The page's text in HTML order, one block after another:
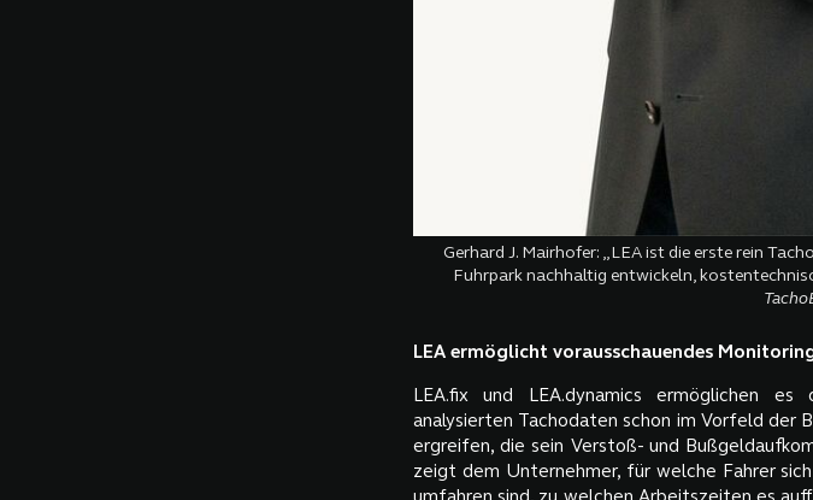
Gerhard J. Mairhofer: „LEA ist die erste rein
Fuhrpark nachhaltig entwickeln,
LEA ermöglicht vorausschauendes
LEA.fix und LEA.dynamics ermöglichen
analysierten Tachodaten schon im Vorfeld der
ergreifen, die sein Verstoß- und
zeigt dem Unternehmer, für welche Fahrer